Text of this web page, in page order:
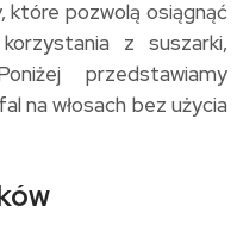
które pozwolą osiągnąć
z suszarki,
przedstawiamy
na włosach bez użycia